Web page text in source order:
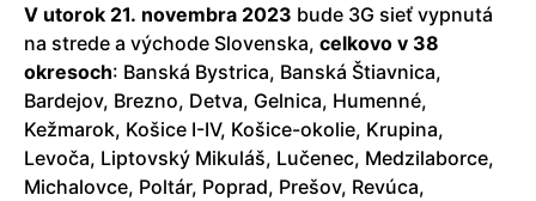
V utorok 21. novembra 2023 bude 3G sieť vypnutá
na strede a východe Slovenska, celkovo v 38
okresoch: Banská Bystrica, Banská Štiavnica,
Bardejov, Brezno, Detva, Gelnica, Humenné,
Kežmarok, Košice I-IV, Košice-okolie, Krupina,
Levoča, Liptovský Mikuláš, Lučenec, Medzilaborce,
Michalovce, Poltár, Poprad, Prešov, Revúca,